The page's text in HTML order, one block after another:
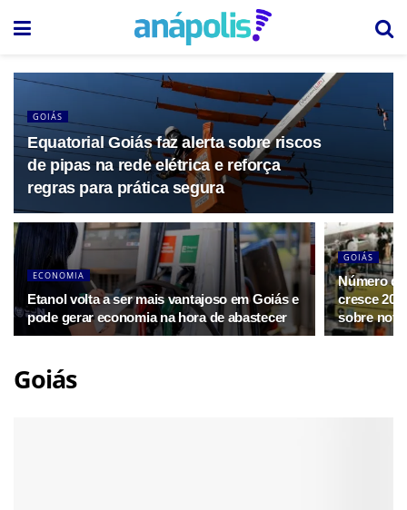
GOIÁS
Equatorial Goiás faz alerta sobre riscos
de pipas na rede elétrica e reforça
regras para prática segura
ECONOMIA
Etanol volta a ser mais vantajoso em Goiás e
pode gerar economia na hora de abastecer
GOIÁS
Número
cresce
sobre
Goiás